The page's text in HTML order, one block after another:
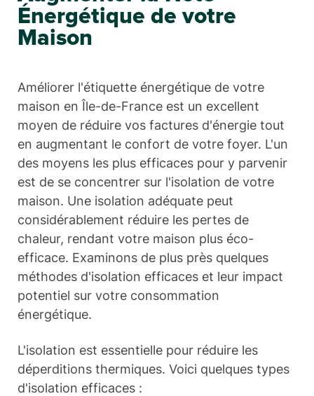
Énergétique de votre
Maison
Améliorer l'étiquette énergétique de votre
maison en Île-de-France est un excellent
moyen de réduire vos factures d'énergie tout
en augmentant le confort de votre foyer. L'un
des moyens les plus efficaces pour y parvenir
est de se concentrer sur l'isolation de votre
maison. Une isolation adéquate peut
considérablement réduire les pertes de
chaleur, rendant votre maison plus éco-
efficace. Examinons de plus près quelques
méthodes d'isolation efficaces et leur impact
potentiel sur votre consommation
énergétique.
L'isolation est essentielle pour réduire les
déperditions thermiques. Voici quelques types
d'isolation efficaces :